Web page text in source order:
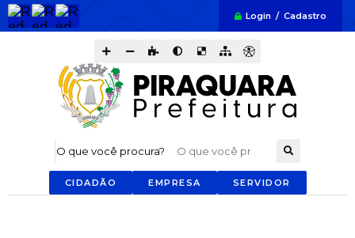
Login / Cadastro
O que você procura?
CIDADÃO EMPRESA SERVIDOR